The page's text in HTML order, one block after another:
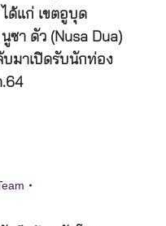
ด้แก่ เขตอูบุด
ซา ดัว (Nusa Dua)
บมาเปิดรับนักท่อง
.64